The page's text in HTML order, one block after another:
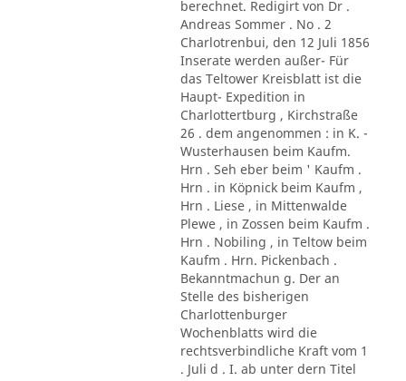
berechnet. Redigirt von Dr .
Andreas Sommer . No . 2
Charlotrenbui, den 12 Juli 1856
Inserate werden außer- Für
das Teltower Kreisblatt ist die
Haupt- Expedition in
Charlottertburg , Kirchstraße
26 . dem angenommen : in K. -
Wusterhausen beim Kaufm.
Hrn . Seh eber beim ' Kaufm .
Hrn . in Köpnick beim Kaufm ,
Hrn . Liese , in Mittenwalde
Plewe , in Zossen beim Kaufm .
Hrn . Nobiling , in Teltow beim
Kaufm . Hrn. Pickenbach .
Bekanntmachun g. Der an
Stelle des bisherigen
Charlottenburger
Wochenblatts wird die
rechtsverbindliche Kraft vom 1
. Juli d . I. ab unter dern Titel